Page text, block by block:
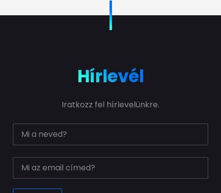
Hírlevél
Iratkozz fel hírlevelünkre.